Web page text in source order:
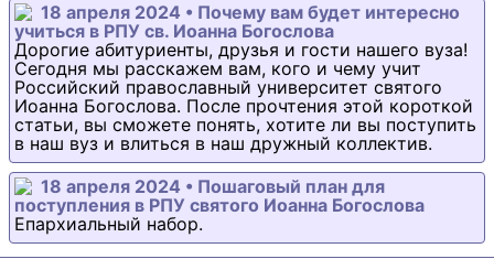
18 апреля 2024 • Почему вам будет интересно
учиться в РПУ св. Иоанна Богослова
Дорогие абитуриенты, друзья и гости нашего вуза!
Сегодня мы расскажем вам, кого и чему учит
Российский православный университет святого
Иоанна Богослова. После прочтения этой короткой
статьи, вы сможете понять, хотите ли вы поступить
в наш вуз и влиться в наш дружный коллектив.
18 апреля 2024 • Пошаговый план для
поступления в РПУ святого Иоанна Богослова
Епархиальный набор.